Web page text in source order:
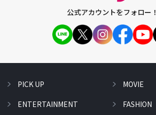
公式アカウントをフォロー！
PICK UP
ENTERTAINMENT
MOVIE
FASHION